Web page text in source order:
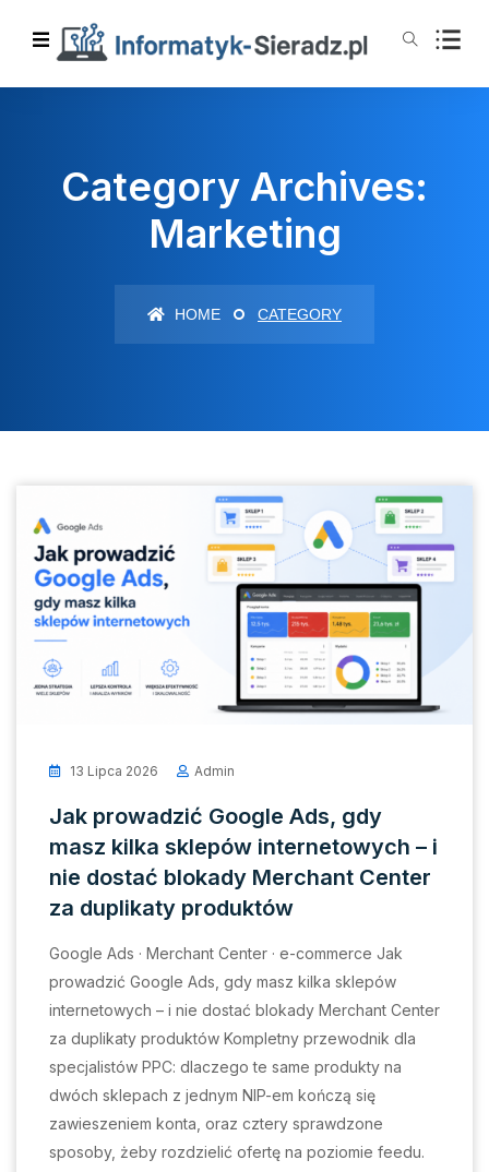
Category Archives:
Marketing
HOME CATEGORY
13 Lipca 2026 Admin
Jak prowadzić Google Ads, gdy
masz kilka sklepów internetowych – i
nie dostać blokady Merchant Center
za duplikaty produktów
Google Ads · Merchant Center · e-commerce Jak
prowadzić Google Ads, gdy masz kilka sklepów
internetowych – i nie dostać blokady Merchant Center
za duplikaty produktów Kompletny przewodnik dla
specjalistów PPC: dlaczego te same produkty na
dwóch sklepach z jednym NIP-em kończą się
zawieszeniem konta, oraz cztery sprawdzone
sposoby, żeby rozdzielić ofertę na poziomie feedu.